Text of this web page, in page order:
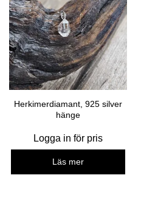
Herkimerdiamant, 925 silver
hänge
Logga in för pris
Läs mer